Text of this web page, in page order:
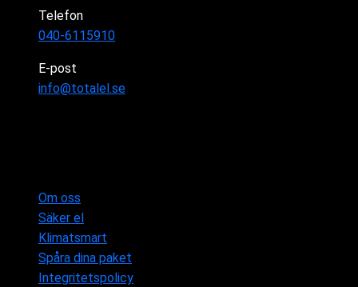
Telefon
040-6115910
E-post
info@totalel.se
Om oss
Säker el
Klimatsmart
Spåra dina paket
Integritetspolicy